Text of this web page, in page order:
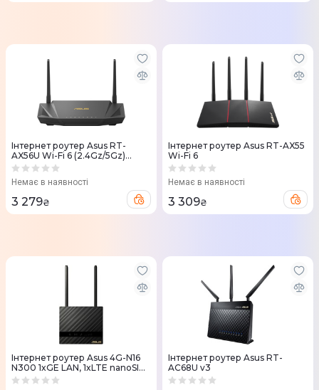
Інтернет роутер Asus RT-
AX56U Wi-Fi 6 (2.4Gz/5Gz)
574+1201Mbps
Немає в наявності
3 279₴
Iнтернет роутер Asus RT-AX55
Wi-Fi 6
Немає в наявності
3 309₴
Iнтернет роутер Asus 4G-N16
N300 1xGE LAN, 1xLTE nanoSIM
card
Iнтернет роутер Asus RT-
AC68U v3